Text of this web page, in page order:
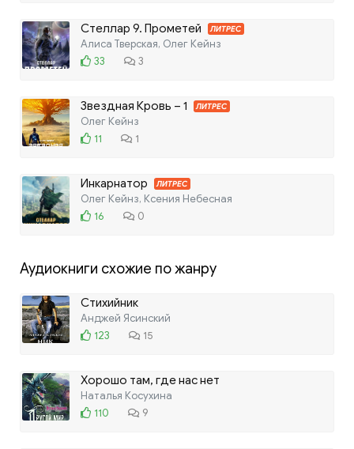
Стеллар 9. Прометей ЛИТРЕС
Алиса Тверская, Олег Кейнз
33
3
Звездная Кровь – 1 ЛИТРЕС
Олег Кейнз
11
1
Инкарнатор ЛИТРЕС
Олег Кейнз, Ксения Небесная
16
0
Аудиокниги схожие по жанру
Стихийник
Анджей Ясинский
123
15
Хорошо там, где нас нет
Наталья Косухина
110
9